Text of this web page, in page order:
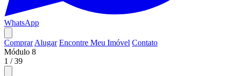
WhatsApp
Comprar Alugar Encontre Meu Imóvel Contato
Módulo 8
1 /39